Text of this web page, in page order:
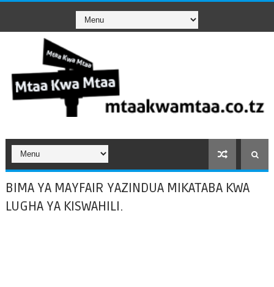
BIMA YA MAYFAIR YAZINDUA MIKATABA KWA
LUGHA YA KISWAHILI.